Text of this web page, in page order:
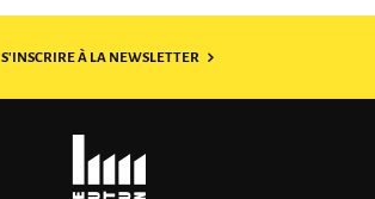
S'INSCRIRE À LA NEWSLETTER